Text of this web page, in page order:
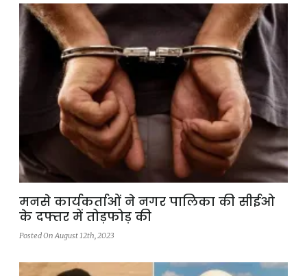
मनसे कार्यकर्ताओं ने नगर पालिका की सीईओ
के दफ्तर में तोड़फोड़ की
Posted On August 12th, 2023